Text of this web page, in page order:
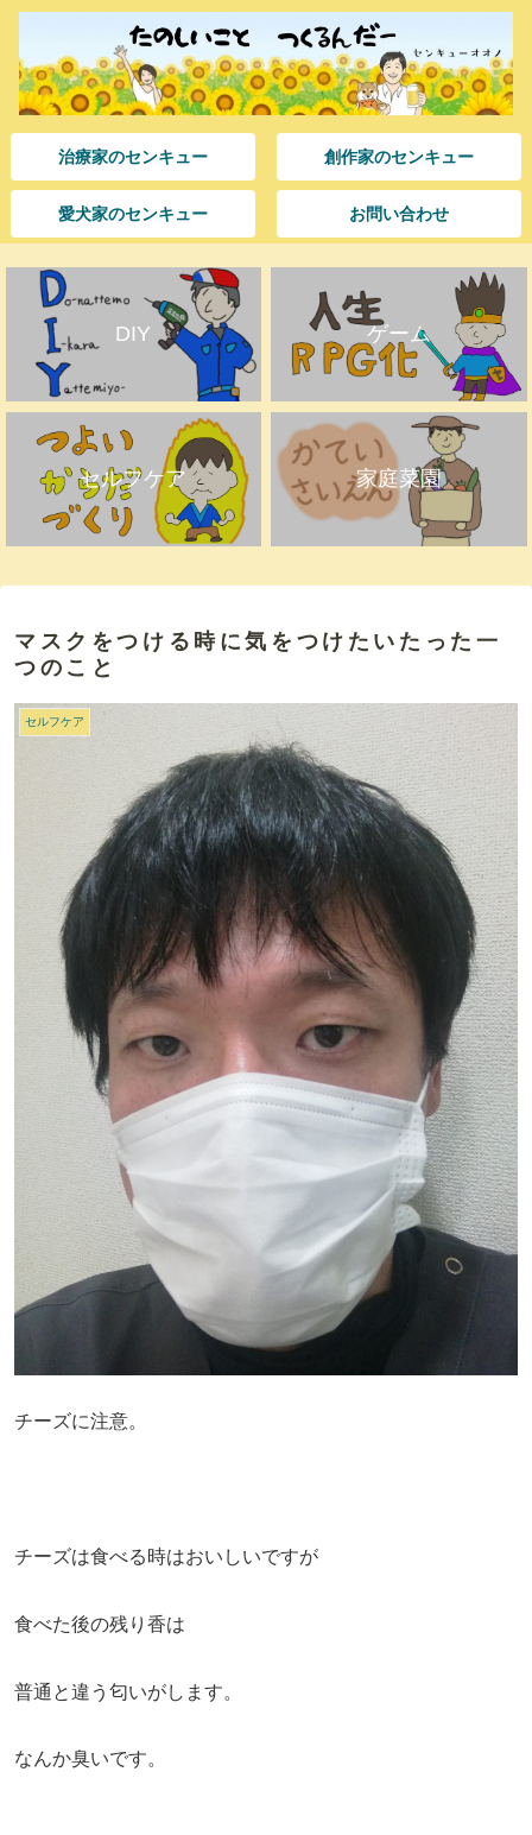
治療家のセンキュー 創作家のセンキュー
愛犬家のセンキュー お問い合わせ
DIY ゲーム
セルフケア 家庭菜園
マスクをつける時に気をつけたいたった一
つのこと
セルフケア
チーズに注意。
チーズは食べる時はおいしいですが
食べた後の残り香は
普通と違う匂いがします。
なんか臭いです。